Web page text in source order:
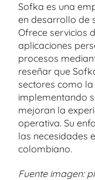
Sofka es una
en desarrollo de
Ofrece servicios
aplicaciones
procesos
reseñar que
sectores como
implementando
mejoran la
operativa. Su
las necesidades
colombiano.
Fuente imagen: